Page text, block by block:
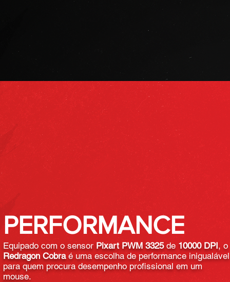
PERFORMANCE
Equipado com o sensor Pixart PWM 3325de 10000 DPI, o
Redragon Cobraé uma escolha de performance inigualável
para quem procura desempenho profissional em um
mouse.